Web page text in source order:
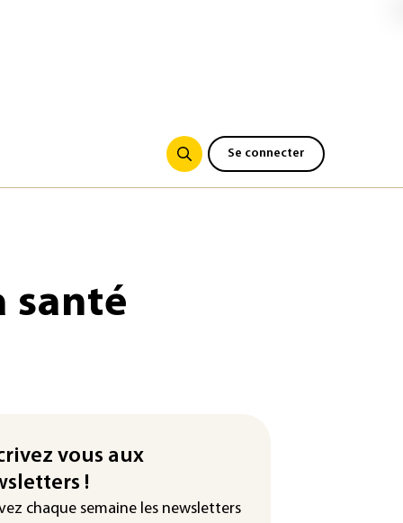
Se connecter
santé
vous aux
!
chaque semaine les newsletters